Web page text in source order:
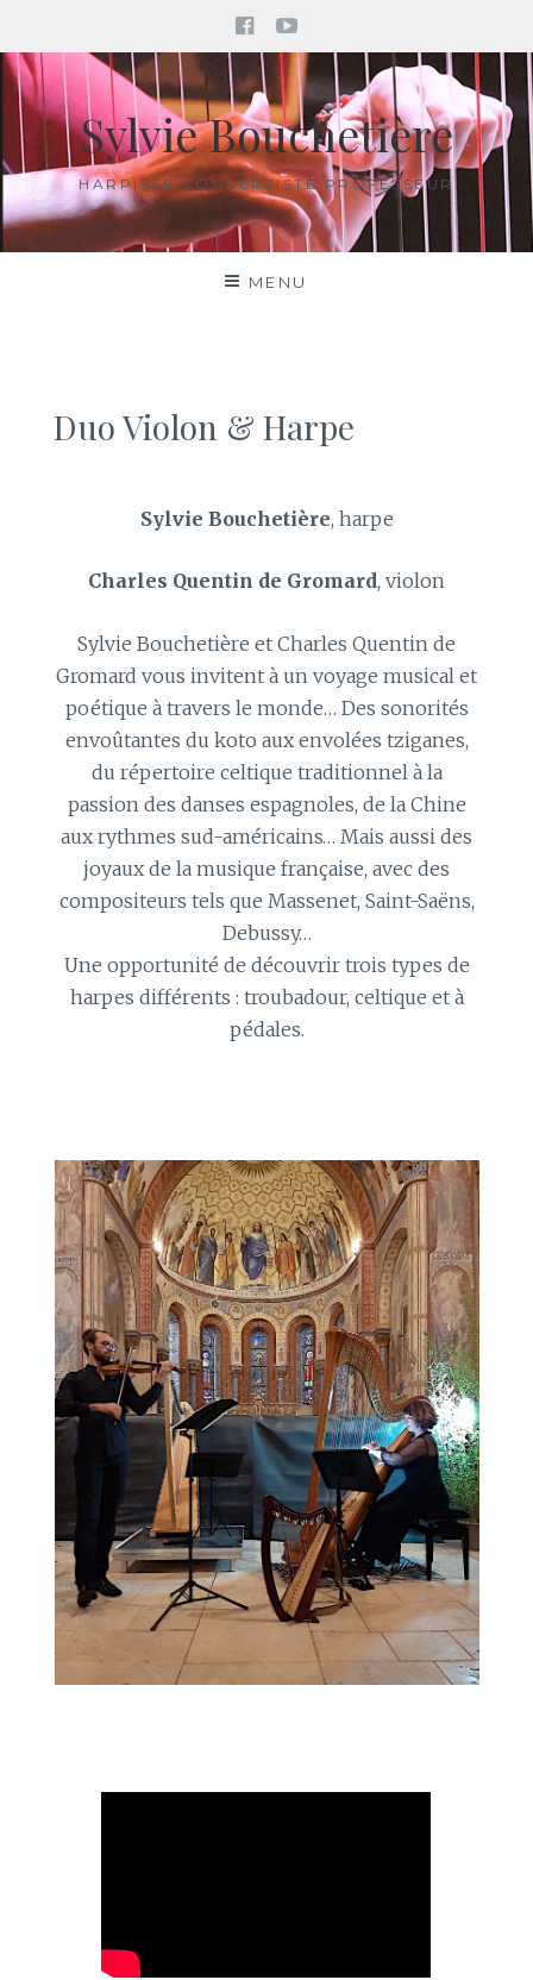
FacebookYouTube
Aller
au
contenuSylvie Bouchetière
HARPISTE CONCERTISTE PROFESSEUR
MENU
Duo Violon & Harpe
Sylvie Bouchetière, harpe
Charles Quentin de Gromard, violon
Sylvie Bouchetière et Charles Quentin de
Gromard vous invitent à un voyage musical et
poétique à travers le monde… Des sonorités
envoûtantes du koto aux envolées tziganes,
du répertoire celtique traditionnel à la
passion des danses espagnoles, de la Chine
aux rythmes sud-américains… Mais aussi des
joyaux de la musique française, avec des
compositeurs tels que Massenet, Saint-Saëns,
Debussy…
Une opportunité de découvrir trois types de
harpes différents : troubadour, celtique et à
pédales.